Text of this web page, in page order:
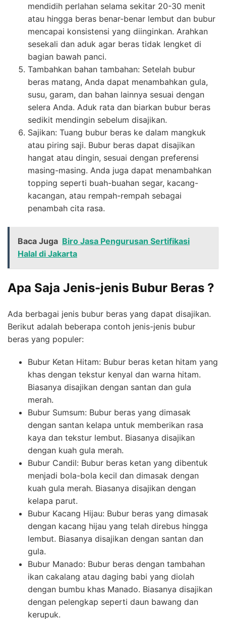
mendidih perlahan selama sekitar 20-30 menit
atau hingga beras benar-benar lembut dan bubur
mencapai konsistensi yang diinginkan. Arahkan
sesekali dan aduk agar beras tidak lengket di
bagian bawah panci.
Tambahkan bahan tambahan: Setelah bubur
beras matang, Anda dapat menambahkan gula,
susu, garam, dan bahan lainnya sesuai dengan
selera Anda. Aduk rata dan biarkan bubur beras
sedikit mendingin sebelum disajikan.
Sajikan: Tuang bubur beras ke dalam mangkuk
atau piring saji. Bubur beras dapat disajikan
hangat atau dingin, sesuai dengan preferensi
masing-masing. Anda juga dapat menambahkan
topping seperti buah-buahan segar, kacang-
kacangan, atau rempah-rempah sebagai
penambah cita rasa.
Baca Juga Biro Jasa Pengurusan Sertifikasi
Halal di Jakarta
Apa Saja Jenis-jenis Bubur Beras ?
Ada berbagai jenis bubur beras yang dapat disajikan.
Berikut adalah beberapa contoh jenis-jenis bubur
beras yang populer:
Bubur Ketan Hitam: Bubur beras ketan hitam yang
khas dengan tekstur kenyal dan warna hitam.
Biasanya disajikan dengan santan dan gula
merah.
Bubur Sumsum: Bubur beras yang dimasak
dengan santan kelapa untuk memberikan rasa
kaya dan tekstur lembut. Biasanya disajikan
dengan kuah gula merah.
Bubur Candil: Bubur beras ketan yang dibentuk
menjadi bola-bola kecil dan dimasak dengan
kuah gula merah. Biasanya disajikan dengan
kelapa parut.
Bubur Kacang Hijau: Bubur beras yang dimasak
dengan kacang hijau yang telah direbus hingga
lembut. Biasanya disajikan dengan santan dan
gula.
Bubur Manado: Bubur beras dengan tambahan
ikan cakalang atau daging babi yang diolah
dengan bumbu khas Manado. Biasanya disajikan
dengan pelengkap seperti daun bawang dan
kerupuk.